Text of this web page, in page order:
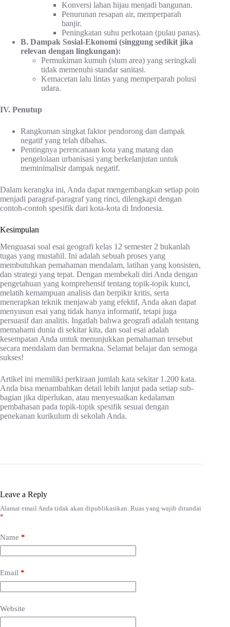
Konversi lahan hijau menjadi bangunan.
Penurunan resapan air, memperparah
banjir.
Peningkatan suhu perkotaan (pulau panas).
B. Dampak Sosial-Ekonomi (singgung sedikit jika
relevan dengan lingkungan):
Permukiman kumuh (slum area) yang seringkali
tidak memenuhi standar sanitasi.
Kemacetan lalu lintas yang memperparah polusi
udara.
IV. Penutup
Rangkuman singkat faktor pendorong dan dampak
negatif yang telah dibahas.
Pentingnya perencanaan kota yang matang dan
pengelolaan urbanisasi yang berkelanjutan untuk
meminimalisir dampak negatif.
Dalam kerangka ini, Anda dapat mengembangkan setiap poin
menjadi paragraf-paragraf yang rinci, dilengkapi dengan
contoh-contoh spesifik dari kota-kota di Indonesia.
Kesimpulan
Menguasai soal esai geografi kelas 12 semester 2 bukanlah
tugas yang mustahil. Ini adalah sebuah proses yang
membutuhkan pemahaman mendalam, latihan yang konsisten,
dan strategi yang tepat. Dengan membekali diri Anda dengan
pengetahuan yang komprehensif tentang topik-topik kunci,
melatih kemampuan analisis dan berpikir kritis, serta
menerapkan teknik menjawab yang efektif, Anda akan dapat
menyusun esai yang tidak hanya informatif, tetapi juga
persuasif dan analitis. Ingatlah bahwa geografi adalah tentang
memahami dunia di sekitar kita, dan soal esai adalah
kesempatan Anda untuk menunjukkan pemahaman tersebut
secara mendalam dan bermakna. Selamat belajar dan semoga
sukses!
Artikel ini memiliki perkiraan jumlah kata sekitar 1.200 kata.
Anda bisa menambahkan detail lebih lanjut pada setiap sub-
bagian jika diperlukan, atau menyesuaikan kedalaman
pembahasan pada topik-topik spesifik sesuai dengan
penekanan kurikulum di sekolah Anda.
Leave a Reply
Alamat email Anda tidak akan dipublikasikan. Ruas yang wajib ditandai
*
Name *
Email *
Website